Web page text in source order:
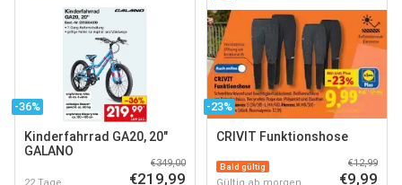
-36%
Kinderfahrrad GA20, 20"
GALANO
22 Tage
€349,00
€219,99
-23%
CRIVIT Funktionshose
Bald gültig
Gültig ab morgen
€12,99
€9,99